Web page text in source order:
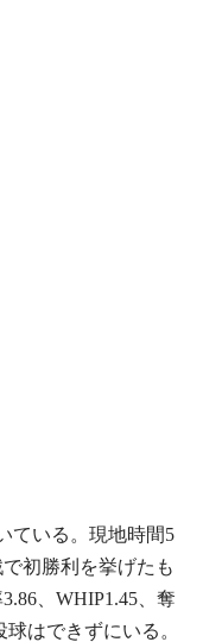
ている。現地時間5
初勝利を挙げたも
、WHIP1.45、奪
はできずにいる。